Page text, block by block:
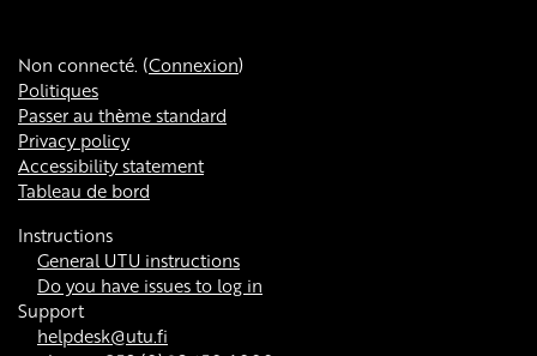
Non connecté. (Connexion)
Politiques
Passer au thème standard
Privacy policy
Accessibility statement
Tableau de bord
Instructions
General UTU instructions
Do you have issues to log in
Support
helpdesk@utu.fi